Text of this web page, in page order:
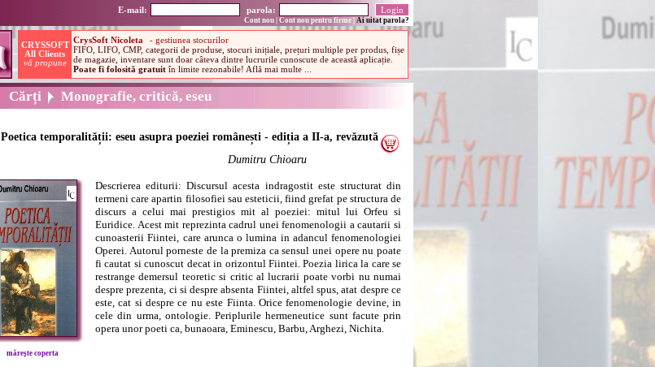
E-mail: parola:
Cont nou Cont nou pentru firme Ai uitat parola?
Cărți Monografie, critică, eseu
Poetica temporalității: eseu asupra poeziei românești - ediția a II-a, revăzută
Dumitru Chioaru
mărește coperta
Descrierea editurii: Discursul acesta indragostit este structurat din
termeni care apartin filosofiei sau esteticii, fiind grefat pe structura de
discurs a celui mai prestigios mit al poeziei: mitul lui Orfeu si
Euridice. Acest mit reprezinta cadrul unei fenomenologii a cautarii si
cunoasterii Fiintei, care arunca o lumina in adancul fenomenologiei
Operei. Autorul porneste de la premiza ca sensul unei opere nu poate
fi cautat si cunoscut decat in orizontul Fiintei. Poezia lirica la care se
restrange demersul teoretic si critic al lucrarii poate vorbi nu numai
despre prezenta, ci si despre absenta Fiintei, altfel spus, atat despre ce
este, cat si despre ce nu este Fiinta. Orice fenomenologie devine, in
cele din urma, ontologie. Periplurile hermeneutice sunt facute prin
opera unor poeti ca, bunaoara, Eminescu, Barbu, Arghezi, Nichita.